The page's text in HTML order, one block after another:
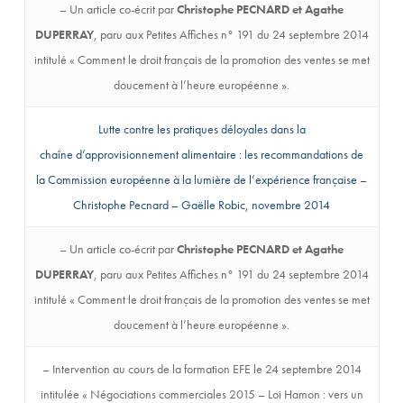
– Un article co-écrit parChristophe PECNARD et Agathe
DUPERRAY, paru aux Petites Affiches n° 191 du 24 septembre 2014
intitulé « Comment le droit français de la promotion des ventes se met
doucement à l’heure européenne ».
Lutte contre les pratiques déloyales dans la
chaîne d’approvisionnement alimentaire : les recommandations de
la Commission européenne à la lumière de l’expérience française –
Christophe Pecnard – Gaëlle Robic, novembre 2014
– Un article co-écrit parChristophe PECNARD et Agathe
DUPERRAY, paru aux Petites Affiches n° 191 du 24 septembre 2014
intitulé « Comment le droit français de la promotion des ventes se met
doucement à l’heure européenne ».
– Intervention au cours de la formation EFE le 24 septembre 2014
intitulée « Négociations commerciales 2015 – Loi Hamon : vers un